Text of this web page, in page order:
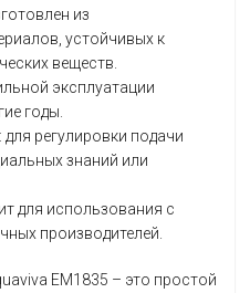
из
устойчивых к
веществ.
эксплуатации
годы.
регулировки подачи
знаний или
для использования с
производителей.
EM1835 – это простой